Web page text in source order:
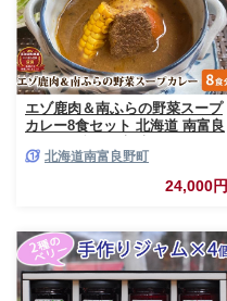
エゾ鹿肉＆南ふらの野菜スープ
カレー8食セット 北海道 南富良
スープカレー セット 詰合せ 加
北海道南富良野町
24,000円